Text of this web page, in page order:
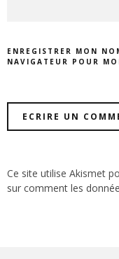
ENREGISTRER MON
NAVIGATEUR POUR
Ce site utilise Akismet
sur comment les